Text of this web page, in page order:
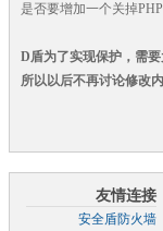
是否要增加一个关掉PHP
D盾为了实现保护，需
所以以后不再讨论修改
友情连接
安全盾防火墙